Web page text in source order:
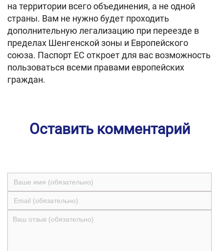
на территории всего объединения, а не одной
страны. Вам не нужно будет проходить
дополнительную легализацию при переезде в
пределах Шенгенской зоны и Европейского
союза. Паспорт ЕС откроет для вас возможность
пользоваться всеми правами европейских
граждан.
Оставить комментарий